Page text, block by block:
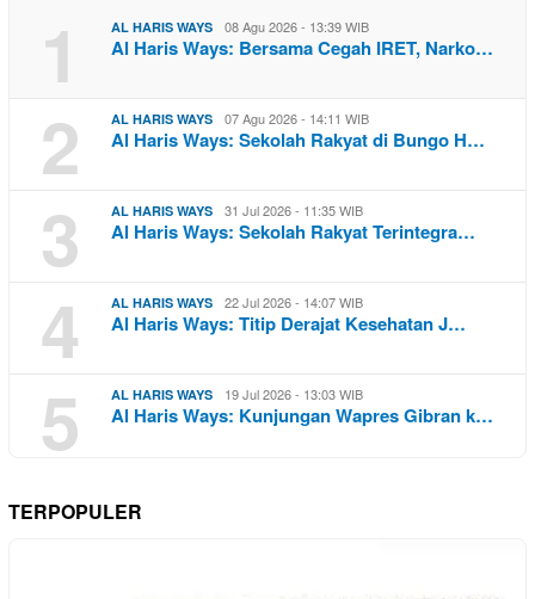
1 AL HARIS WAYS 08 Agu 2026 - 13:39 WIB
Al Haris Ways: Bersama Cegah IRET, Narko…
2 AL HARIS WAYS 07 Agu 2026 - 14:11 WIB
Al Haris Ways: Sekolah Rakyat di Bungo H…
3 AL HARIS WAYS 31 Jul 2026 - 11:35 WIB
Al Haris Ways: Sekolah Rakyat Terintegra…
4 AL HARIS WAYS 22 Jul 2026 - 14:07 WIB
Al Haris Ways: Titip Derajat Kesehatan J…
5 AL HARIS WAYS 19 Jul 2026 - 13:03 WIB
Al Haris Ways: Kunjungan Wapres Gibran k…
TERPOPULER